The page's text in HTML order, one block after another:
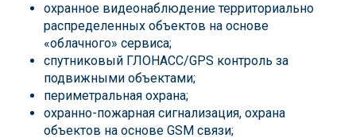
охранное видеонаблюдение территориально
распределенных объектов на основе
«облачного» сервиса;
спутниковый ГЛОНАСС/GPS контроль за
подвижными объектами;
периметральная охрана;
охранно-пожарная сигнализация, охрана
объектов на основе GSM связи;